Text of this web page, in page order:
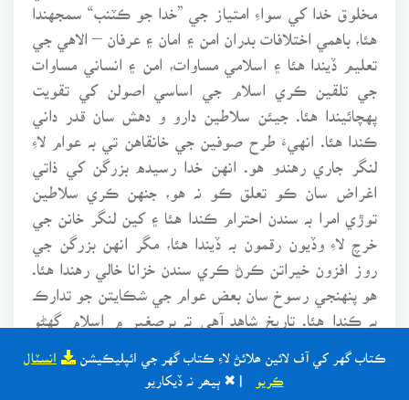
ڪتاب گهر کي آف لائين ھلائڻ لاءِ ڪتاب گهر جي ائپليڪيشن انسٽال
| ✖ ٻيھر نہ ڏيکاريو
مخلوق خدا کي سواءِ امتياز جي ”خدا جو ڪٽنب“ سمجهندا
هئا، باهمي اختلافات بدران امن ۽ امان ۽ عرفان – الاهي جي
تعليم ڏيندا هئا ۽ اسلامي مساوات، امن ۽ انساني مساوات
جي تلقين ڪري اسلام جي اساسي اصولن کي تقويت
پهچائيندا هئا. جيئن سلاطين دارو و دهش سان قدر داني
ڪندا هئا. انهيءَ طرح صوفين جي خانقاهن تي بہ عوام لاءِ
لنگر جاري رهندو هو. انهن خدا رسيده بزرگن کي ذاتي
اغراض سان ڪو تعلق ڪو نہ هو، جنهن ڪري سلاطين
توڙي امرا بہ سندن احترام ڪندا هئا ۽ کين لنگر خانن جي
خرچ لاءِ وڏيون رقمون بہ ڏيندا هئا، مگر انهن بزرگن جي
روز افزون خيراتن ڪرڻ ڪري سندن خزانا خالي رهندا هئا.
هو پنهنجي رسوخ سان بعض عوام جي شڪايتن جو تدارڪ
بہ ڪندا هئا. تاريخ شاهد آهي تہ برصغير ۾ اسلام گهڻو
ترار جي زور تي عوام تي حڪومت هلائيندا هئا ۽ صوفي
درويش روحانيت وسيلي عوام جي دلين تي حڪومت